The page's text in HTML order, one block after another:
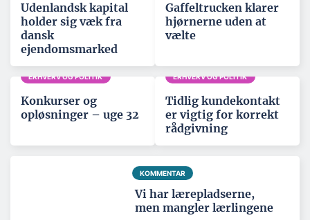
Udenlandsk kapital
holder sig væk fra
dansk
ejendomsmarked
Gaffeltrucken klarer
hjørnerne uden at
vælte
ERHVERV OG POLITIK
Konkurser og
opløsninger – uge 32
ERHVERV OG POLITIK
Tidlig kundekontakt
er vigtig for korrekt
rådgivning
KOMMENTAR
Vi har lærepladserne,
men mangler lærlingene